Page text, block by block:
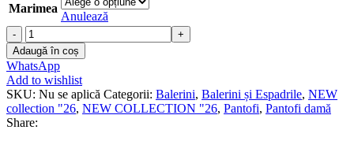
Marimea
Anulează
Cantitate
Espadrile
piele
naturala
Lucky
Adaugă în coș
WhatsApp
Add to wishlist
SKU: Nu se aplică Categorii: Balerini, Balerini și Espadrile, NEW
collection "26, NEW COLLECTION "26, Pantofi, Pantofi damă
Share: